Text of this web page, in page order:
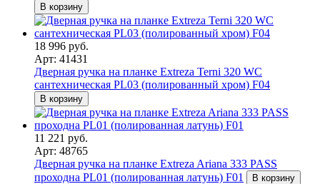
В корзину
18 996 руб.
Арт: 41431
Дверная ручка на планке Extreza Terni 320 WC
сантехническая PL03 (полированный хром) F04
В корзину
11 221 руб.
Арт: 48765
Дверная ручка на планке Extreza Ariana 333 PASS
проходна PL01 (полированная латунь) F01
В корзину